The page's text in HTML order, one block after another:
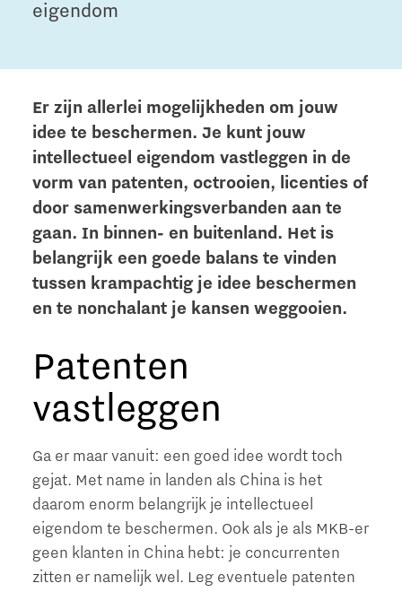
eigendom
Er zijn allerlei mogelijkheden om jouw
idee te beschermen. Je kunt jouw
intellectueel eigendom vastleggen in de
vorm van patenten, octrooien, licenties of
door samenwerkingsverbanden aan te
gaan. In binnen- en buitenland. Het is
belangrijk een goede balans te vinden
tussen krampachtig je idee beschermen
en te nonchalant je kansen weggooien.
Patenten
vastleggen
Ga er maar vanuit: een goed idee wordt toch
gejat. Met name in landen als China is het
daarom enorm belangrijk je intellectueel
eigendom te beschermen. Ook als je als MKB-er
geen klanten in China hebt: je concurrenten
zitten er namelijk wel. Leg eventuele patenten